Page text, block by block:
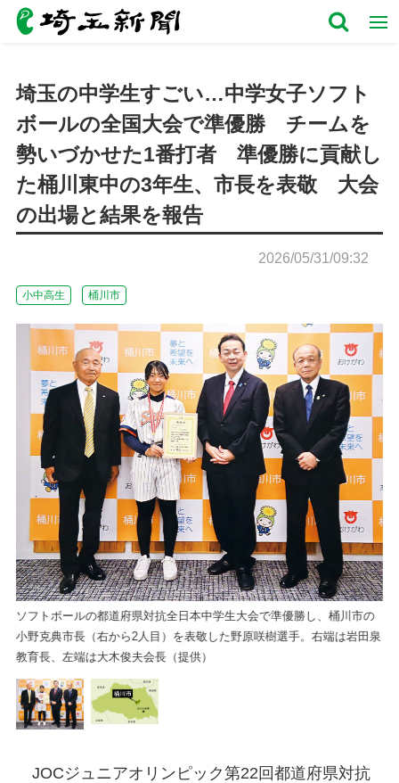
埼玉の中学生すごい…中学女子ソフト
ボールの全国大会で準優勝 チームを
勢いづかせた1番打者 準優勝に貢献し
た桶川東中の3年生、市長を表敬 大会
の出場と結果を報告
2026/05/31/09:32
小中高生 桶川市
ソフトボールの都道府県対抗全日本中学生大会で準優勝し、桶川市の
小野克典市長（右から2人目）を表敬した野原咲樹選手。右端は岩田泉
教育長、左端は大木俊夫会長（提供）
JOCジュニアオリンピック第22回都道府県対抗